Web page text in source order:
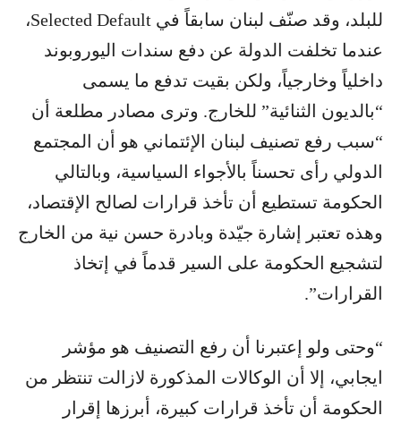
للبلد، وقد صنّف لبنان سابقاً في Selected Default،
عندما تخلفت الدولة عن دفع سندات اليوروبوند
داخلياً وخارجياً، ولكن بقيت تدفع ما يسمى
“بالديون الثنائية” للخارج. وترى مصادر مطلعة أن
“سبب رفع تصنيف لبنان الإئتماني هو أن المجتمع
الدولي رأى تحسناً بالأجواء السياسية، وبالتالي
الحكومة تستطيع أن تأخذ قرارات لصالح الإقتصاد،
وهذه تعتبر إشارة جيّدة وبادرة حسن نية من الخارج
لتشجيع الحكومة على السير قدماً في إتخاذ
القرارات”.
“وحتى ولو إعتبرنا أن رفع التصنيف هو مؤشر
ايجابي، إلا أن الوكالات المذكورة لازالت تنتظر من
الحكومة أن تأخذ قرارات كبيرة، أبرزها إقرار